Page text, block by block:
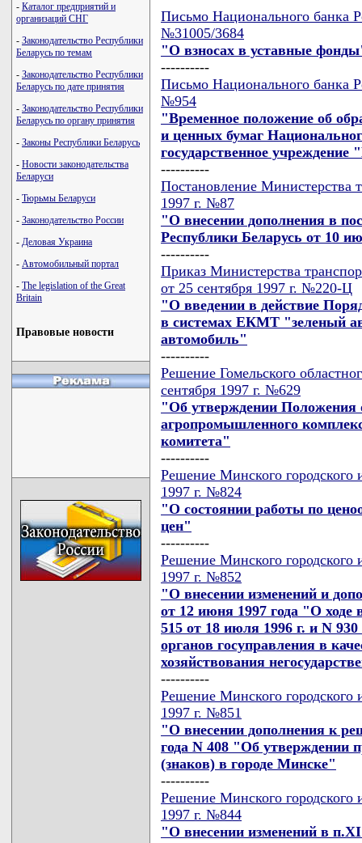
- Каталог предприятий и
организаций СНГ
- Законодательство Республики
Беларусь по темам
- Законодательство Республики
Беларусь по дате принятия
- Законодательство Республики
Беларусь по органу принятия
- Законы Республики Беларусь
- Новости законодательства
Беларуси
- Тюрьмы Беларуси
- Законодательство России
- Деловая Украина
- Автомобильный портал
- The legislation of the Great
Britain
Правовые новости
Письмо Национального банка
№31005/3684
"О взносах в уставные
----------
Письмо Национального банка
№954
"Временное положение об
и ценных бумаг
государственное
----------
Постановление Министерства
1997 г. №87
"О внесении дополнения в
Республики Беларусь от 10
----------
Приказ Министерства
от 25 сентября 1997 г. №220-Ц
"О введении в действие
в системах ЕКМТ "зеленый
автомобиль"
----------
Решение Гомельского
сентября 1997 г. №629
"Об утверждении Положения
агропромышленного
комитета"
----------
Решение Минского городского
1997 г. №824
"О состоянии работы по
цен"
----------
Решение Минского городского
1997 г. №852
"О внесении изменений и
от 12 июня 1997 года "О
515 от 18 июля 1996 г. и N
органов госуправления в
хозяйствования
----------
Решение Минского городского
1997 г. №851
"О внесении дополнения к
года N 408 "Об утверждении
(знаков) в городе Минске"
----------
Решение Минского городского
1997 г. №844
"О внесении изменений в